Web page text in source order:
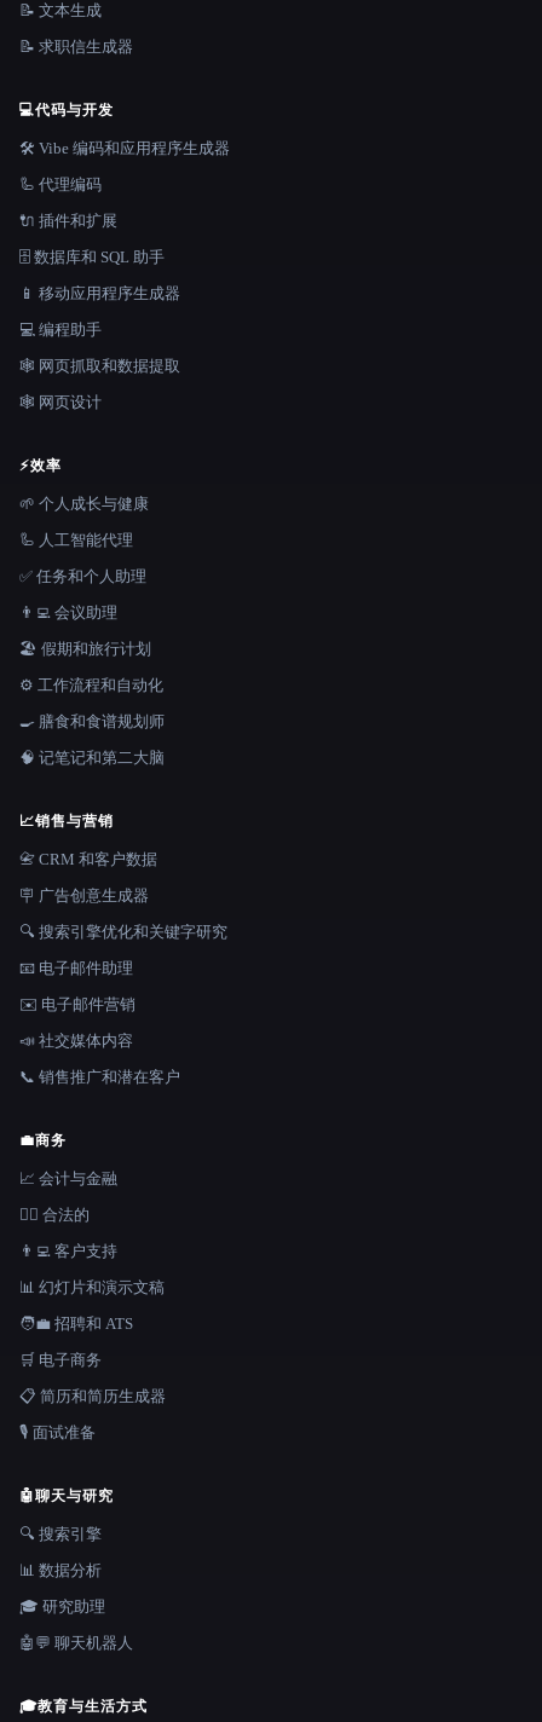
📝 文本生成
📝 求职信生成器
💻代码与开发
🛠️ Vibe 编码和应用程序生成器
🦾 代理编码
🔌 插件和扩展
🗄️ 数据库和 SQL 助手
📱 移动应用程序生成器
💻 编程助手
🕸️ 网页抓取和数据提取
🕸 网页设计
⚡效率
🌱 个人成长与健康
🦾 人工智能代理
✅ 任务和个人助理
👨‍💻 会议助理
🏖 假期和旅行计划
⚙️ 工作流程和自动化
🍳 膳食和食谱规划师
🧠 记笔记和第二大脑
📈销售与营销
📇 CRM 和客户数据
🪧 广告创意生成器
🔍 搜索引擎优化和关键字研究
📧 电子邮件助理
✉️ 电子邮件营销
📣 社交媒体内容
📞 销售推广和潜在客户
💼商务
📈 会计与金融
👩‍⚖️ 合法的
👨‍💻 客户支持
📊 幻灯片和演示文稿
🧑‍💼 招聘和 ATS
🛒 电子商务
📋 简历和简历生成器
🎙️ 面试准备
🤖聊天与研究
🔍 搜索引擎
📊 数据分析
🎓 研究助理
🤖💬 聊天机器人
🎓教育与生活方式